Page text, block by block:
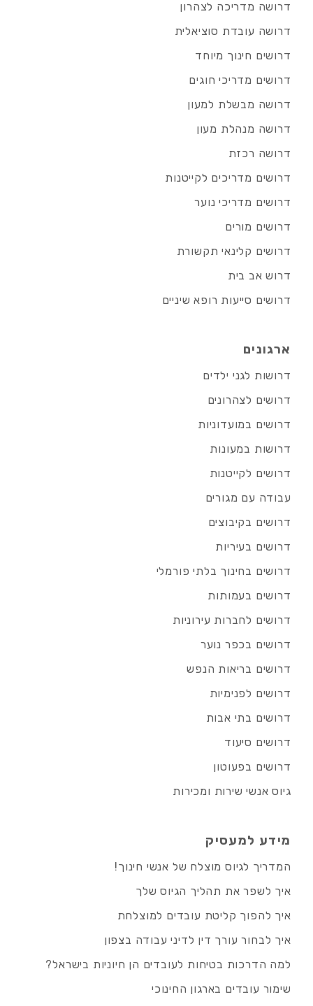
דרושה מדריכה לצהרון
דרושה עובדת סוציאלית
דרושים חינוך מיוחד
דרושים מדריכי חוגים
דרושה מבשלת למעון
דרושה מנהלת מעון
דרושה רכזת
דרושים מדריכים לקייטנות
דרושים מדריכי נוער
דרושים מורים
דרושים קלינאי תקשורת
דרוש אב בית
דרושים סייעות רופא שיניים
ארגונים
דרושות לגני ילדים
דרושים לצהרונים
דרושים במועדוניות
דרושות במעונות
דרושים לקייטנות
עבודה עם מגורים
דרושים בקיבוצים
דרושים בעיריות
דרושים בחינוך בלתי פורמלי
דרושים בעמותות
דרושים לחברות עירוניות
דרושים בכפר נוער
דרושים בריאות הנפש
דרושים לפנימיות
דרושים בתי אבות
דרושים סיעוד
דרושים בפעוטון
גיוס אנשי שירות ומכירות
מידע למעסיק
המדריך לגיוס מוצלח של אנשי חינוך!
איך לשפר את תהליך הגיוס שלך
איך להפוך קליטת עובדים למוצלחת
איך לבחור עורך דין לדיני עבודה בצפון
למה הדרכות בטיחות לעובדים הן חיוניות בישראל?
שימור עובדים בארגון החינוכי